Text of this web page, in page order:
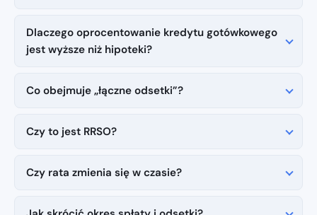
Dlaczego oprocentowanie kredytu gotówkowego
jest wyższe niż hipoteki?
Co obejmuje „łączne odsetki”?
Czy to jest RRSO?
Czy rata zmienia się w czasie?